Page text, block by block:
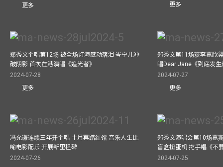
更多
更多
郑秀文个唱第12场 被全场灯海感动落泪 岑宁儿冲
破阴影 首次在港演唱《追光者》
2024-07-28
更多
郑秀文第11场获李嘉欣
唱Dear Jane《到底发
2024-07-27
更多
冯允谦连续三年开个唱 十月再踏红馆 音乐人生比
喻电影配乐 开展新里程碑
2024-07-26
郑秀文演唱会第10场嘉
盲盒扭蛋机 拖手唱《不
2024-07-25